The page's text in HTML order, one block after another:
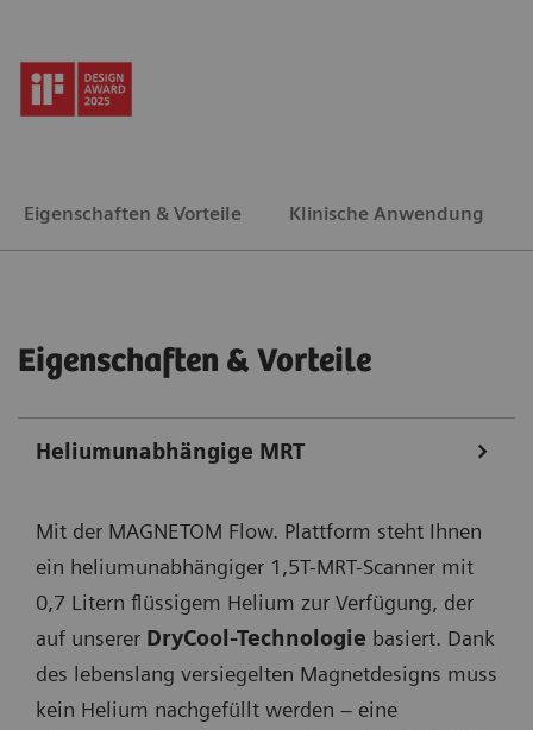
Eigenschaften & Vorteile Klinische Anwendung
Eigenschaften & Vorteile
Heliumunabhängige MRT
Mit der MAGNETOM Flow. Plattform steht Ihnen
ein heliumunabhängiger 1,5T-MRT-Scanner mit
0,7 Litern flüssigem Helium zur Verfügung, der
auf unserer DryCool-Technologie basiert. Dank
des lebenslang versiegelten Magnetdesigns muss
kein Helium nachgefüllt werden – eine